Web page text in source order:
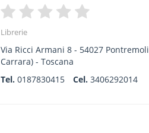
Librerie
Via Ricci Armani 8 - 54027 Pontremoli
Carrara) -Toscana
Tel.0187830415 Cel.3406292014